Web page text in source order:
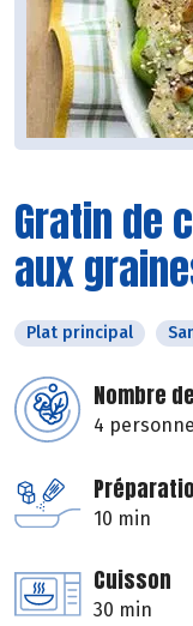
Gratin de
aux
Plat principal
Nombre
4
10 min
Cuisson
30 min